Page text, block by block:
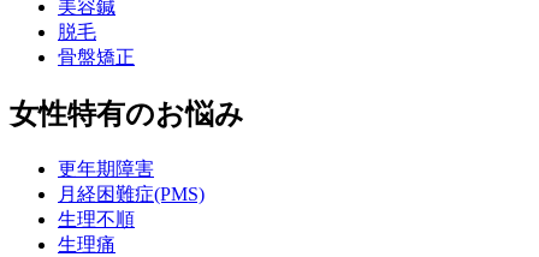
美容鍼
脱毛
骨盤矯正
女性特有のお悩み
更年期障害
月経困難症(PMS)
生理不順
生理痛